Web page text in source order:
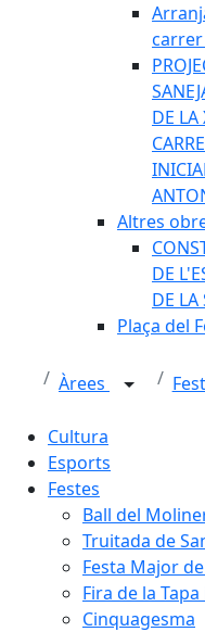
DE LA
Altres
DE
DE LA
Plaça del
Àrees
Cultura
Esports
Festes
Ball del
Truitada de
Festa Major
Fira de la Tapa
Cinquagesma